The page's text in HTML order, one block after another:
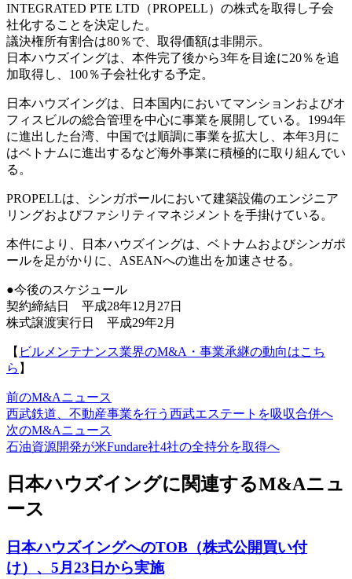
INTEGRATED PTE LTD（PROPELL）の株式を取得し子会
社化することを決定した。
議決権所有割合は80％で、取得価額は非開示。
日本ハウズイングは、本件完了後から3年を目途に20％を追
加取得し、100％子会社化する予定。
日本ハウズイングは、日本国内においてマンションおよびオ
フィスビルの総合管理を中心に事業を展開している。1994年
に進出した台湾、中国では順調に事業を拡大し、本年3月に
はベトナムに進出するなど海外事業に積極的に取り組んでい
る。
PROPELLは、シンガポールにおいて建築設備のエンジニア
リングおよびファシリティマネジメントを手掛けている。
本件により、日本ハウズイングは、ベトナムおよびシンガポ
ールを足がかりに、ASEANへの進出を加速させる。
●今後のスケジュール
契約締結日 平成28年12月27日
株式譲渡実行日 平成29年2月
【 ビルメンテナンス業界のM&A・事業承継の動向はこち
ら 】
前のM&Aニュース
西武鉄道、不動産事業を行う西武エステートを吸収合併へ
次のM&Aニュース
石油資源開発が米Fundare社4社の全持分を取得へ
日本ハウズイングに関連するM&Aニュ
ース
日本ハウズイングへのTOB（株式公開買い付
け）、5月23日から実施